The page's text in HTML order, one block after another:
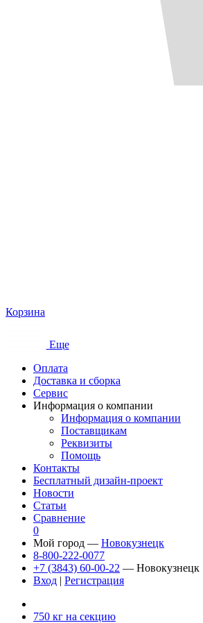
Корзина
Еще
Оплата
Доставка и сборка
Сервис
Информация о компании
Информация о компании
Поставщикам
Реквизиты
Помощь
Контакты
Бесплатный дизайн-проект
Новости
Статьи
Сравнение
0
Мой город — Новокузнецк
8-800-222-0077
+7 (3843) 60-00-22 — Новокузнецк
Вход | Регистрация
750 кг на секцию